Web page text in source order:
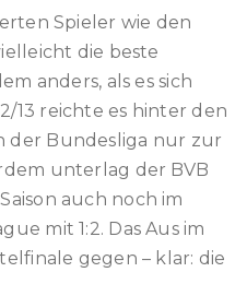
Spieler wie den
die beste
anders, als es sich
13 reichte es hinter den
der Bundesliga nur zur
unterlag der BVB
auch noch im
mit 1:2. Das Aus im
gegen – klar: die